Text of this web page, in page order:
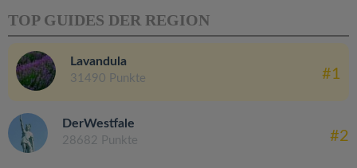
TOP GUIDES DER REGION
Lavandula
31490 Punkte #1
DerWestfale
28682 Punkte #2